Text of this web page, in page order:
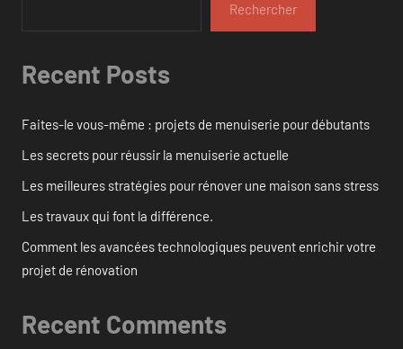
Rechercher
Recent Posts
Faites-le vous-même : projets de menuiserie pour débutants
Les secrets pour réussir la menuiserie actuelle
Les meilleures stratégies pour rénover une maison sans stress
Les travaux qui font la différence.
Comment les avancées technologiques peuvent enrichir votre
projet de rénovation
Recent Comments